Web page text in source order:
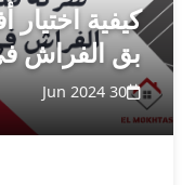
كيفية
بق الفراش
30 Jun 2024